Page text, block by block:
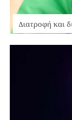
Διατροφή και